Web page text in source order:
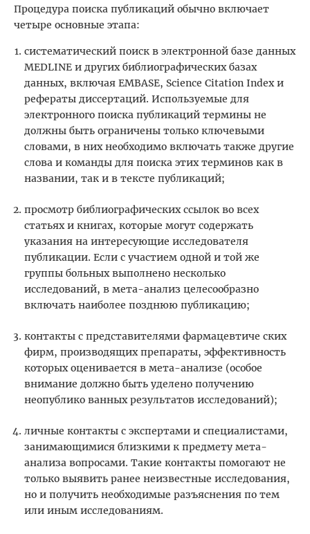
Процедура поиска публикаций обычно включает
четыре основные этапа:
систематический поиск в электронной базе данных
MЕDLINE и других библиографических базах
данных, включая EMBASE, Science Citation Index и
рефераты диссертаций. Используемые для
электронного поиска публикаций термины не
должны быть ограничены только ключевыми
словами, в них необходимо включать также другие
слова и команды для поиска этих терминов как в
названии, так и в тексте публикаций;
просмотр библиографических ссылок во всех
статьях и книгах, которые могут содержать
указания на интересующие исследователя
публикации. Если с участием одной и той же
группы больных выполнено несколько
исследований, в мета-анализ целесообразно
включать наиболее позднюю публикацию;
контакты с представителями фармацевтиче ских
фирм, производящих препараты, эффективность
которых оценивается в мета-анализе (особое
внимание должно быть уделено получению
неопублико ванных результатов исследований);
личные контакты с экспертами и специалистами,
занимающимися близкими к предмету мета-
анализа вопросами. Такие контакты помогают не
только выявить ранее неизвестные исследования,
но и получить необходимые разъяснения по тем
или иным исследованиям.